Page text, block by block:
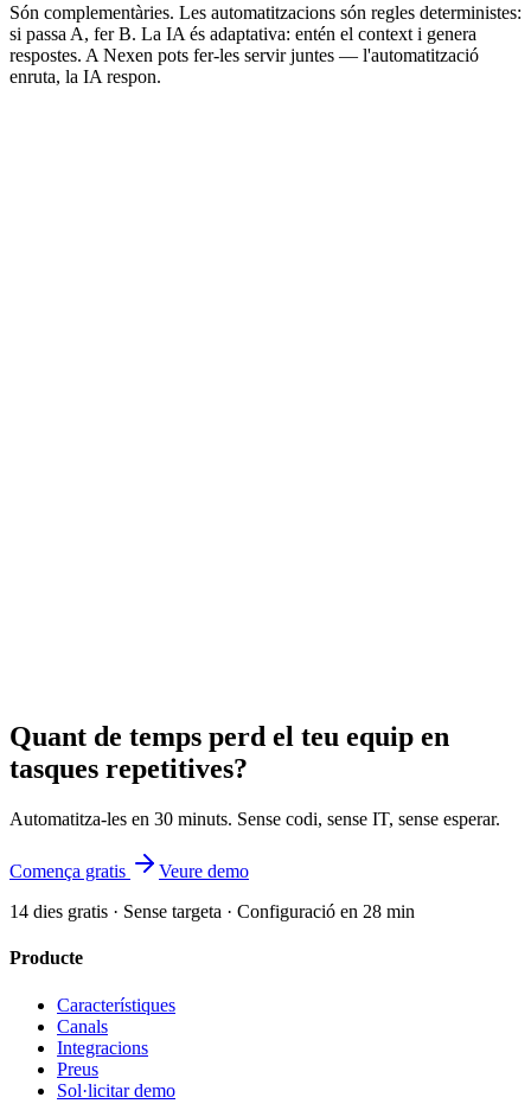
Són complementàries. Les automatitzacions són regles deterministes:
si passa A, fer B. La IA és adaptativa: entén el context i genera
respostes. A Nexen pots fer-les servir juntes — l'automatització
enruta, la IA respon.
Quant de temps perd el teu equip en
tasques repetitives?
Automatitza-les en 30 minuts. Sense codi, sense IT, sense esperar.
Comença gratis
Veure demo
14 dies gratis · Sense targeta · Configuració en 28 min
Producte
Característiques
Canals
Integracions
Preus
Sol·licitar demo